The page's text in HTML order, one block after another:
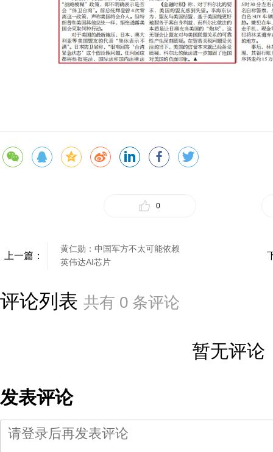
0
上一篇：
黄仁勋：中国军方不太可能依赖
英伟达AI芯片
评论列表 共有 0 条评论
暂无评论
发表评论